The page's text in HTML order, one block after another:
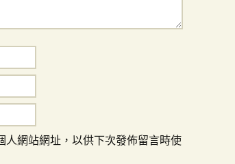
人網站網址，以供下次發佈留言時使